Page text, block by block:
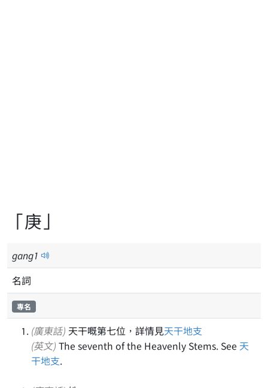
「庚」
gang1
名詞
專名
(廣東話) 天干嘅第七位，詳情見天干地支
(英文) The seventh of the Heavenly Stems. See 天
干地支.